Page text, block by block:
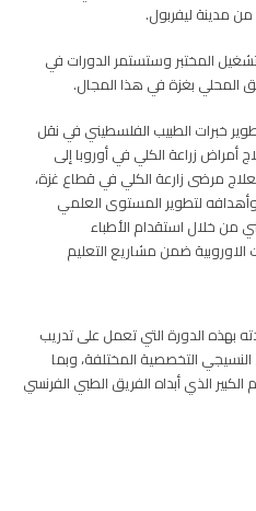
مدينة ليفربول.
المختبر وستستمر الدورات في
المحلي بغزة في هذا المجال.
خبرات الطبيب الفلسطيني في نقل
أمراض زراعة الكلي في أوروبا إلى
مرضى زارعة الكلي في قطاع غزة،
لتطوير المستوى العلمي
من خلال استقدام الأطباء
ضمن مشاريع التعليم
بهذه الدورة التي تعمل على تدريب
التخصصية المختلفة، وبما
الذي أبداه الفريق الطبي الفرنسي